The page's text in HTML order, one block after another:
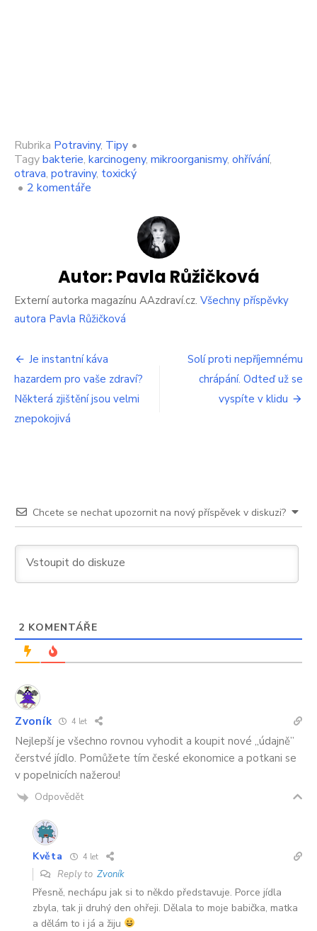
Rubrika Potraviny, Tipy •
Tagybakterie, karcinogeny, mikroorganismy, ohřívání,
otrava, potraviny, toxický
• 2 komentáře
byste
neměli
znovu
ohřívat?
být
rychlá
a
silná
Autor: Pavla Růžičková
Externí autorka magazínu AAzdraví.cz. Všechny příspěvky
autora Pavla Růžičková
Navigace
pro
příspěvek
Je instantní káva
hazardem pro vaše zdraví?
Některá zjištění jsou velmi
znepokojivá
Solí proti nepříjemnému
chrápání. Odteď už se
vyspíte v klidu
Chcete se nechat upozornit na nový příspěvek v diskuzi?
2 KOMENTÁŘE
Zvoník 4 let
Nejlepší je všechno rovnou vyhodit a koupit nové ,,údajně”
čerstvé jídlo. Pomůžete tím české ekonomice a potkani se
v popelnicích nažerou!
Odpovědět
Květa 4 let
Reply to Zvoník
Přesně, nechápu jak si to někdo představuje. Porce jídla
zbyla, tak ji druhý den ohřeji. Dělala to moje babička, matka
a dělám to i já a žiju